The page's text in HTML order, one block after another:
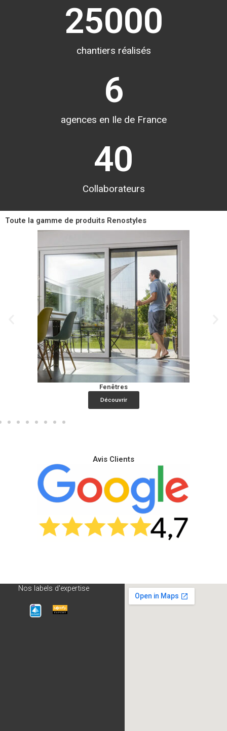
Spécialiste de la
fenêtre
Haussmannienne
Cliquer ici
chantiers réalisés
25000
agences en Ile de France
6
Collaborateurs
40
Toute la gamme de produits Renostyles
Baies vitrées
Découvrir
Avis Clients
Nos labels d'expertise